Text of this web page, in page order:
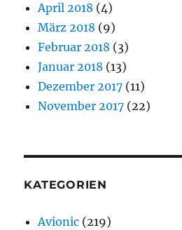
April 2018 (4)
März 2018 (9)
Februar 2018 (3)
Januar 2018 (13)
Dezember 2017 (11)
November 2017 (22)
KATEGORIEN
Avionic (219)